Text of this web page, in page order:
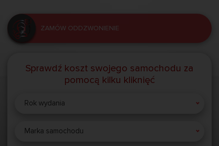
ZAMÓW ODDZWONIENIE
Sprawdź koszt swojego samochodu za
pomocą kilku kliknięć
Rok wydania
Marka samochodu